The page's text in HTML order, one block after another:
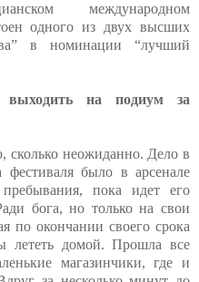
международном
одного из двух высших
в номинации “лучший
на подиум за
сколько неожиданно. Дело в
было в арсенале
пока идет его
бога, но только на свои
по окончании своего срока
лететь домой. Прошла все
магазинчики, где и